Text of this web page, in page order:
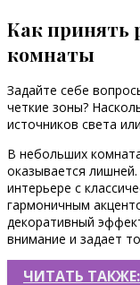
Как принять
комнаты
Задайте себе
четкие зоны?
источников света
В небольших
оказывается
интерьере с
гармоничным
декоративный
внимание и задает
ЧИТАТЬ ТАКЖЕ: